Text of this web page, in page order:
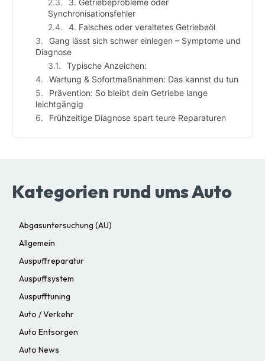
Synchronisationsfehler
4. Falsches oder veraltetes Getriebeöl
Gang lässt sich schwer einlegen – Symptome und
Diagnose
Typische Anzeichen:
Wartung & Sofortmaßnahmen: Das kannst du tun
Prävention: So bleibt dein Getriebe lange
leichtgängig
Frühzeitige Diagnose spart teure Reparaturen
Kategorien rund ums Auto
Abgasuntersuchung (AU)
Allgemein
Auspuffreparatur
Auspuffsystem
Auspufftuning
Auto / Verkehr
Auto Entsorgen
Auto News